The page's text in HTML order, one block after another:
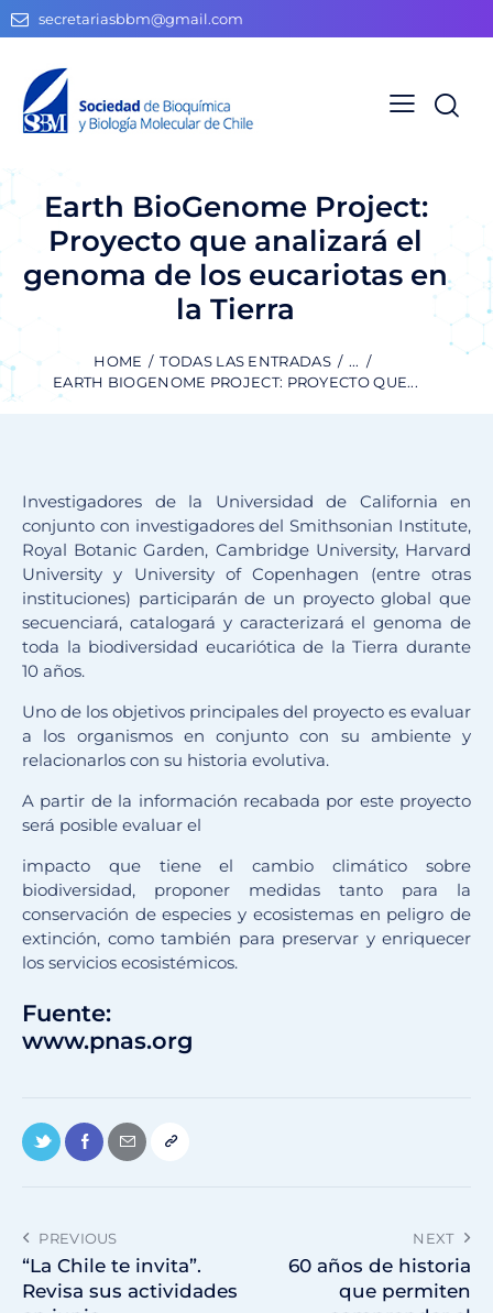
secretariasbbm@gmail.com
Earth BioGenome Project:
Proyecto que analizará el
genoma de los eucariotas en
la Tierra
HOME TODAS LAS ENTRADAS
...
EARTH BIOGENOME PROJECT: PROYECTO QUE...
Investigadores de la Universidad de California en
conjunto con investigadores del Smithsonian Institute,
Royal Botanic Garden, Cambridge University, Harvard
University y University of Copenhagen (entre otras
instituciones) participarán de un proyecto global que
secuenciará, catalogará y caracterizará el genoma de
toda la biodiversidad eucariótica de la Tierra durante
10 años.
Uno de los objetivos principales del proyecto es evaluar
a los organismos en conjunto con su ambiente y
relacionarlos con su historia evolutiva.
A partir de la información recabada por este proyecto
será posible evaluar el
impacto que tiene el cambio climático sobre
biodiversidad, proponer medidas tanto para la
conservación de especies y ecosistemas en peligro de
extinción, como también para preservar y enriquecer
los servicios ecosistémicos.
Fuente:
www.pnas.org
PREVIOUS
“La Chile te invita”.
Revisa sus actividades
NEXT
60 años de historia
que permiten